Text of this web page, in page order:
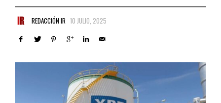
REDACCIÓN IR 10 JULIO, 2025